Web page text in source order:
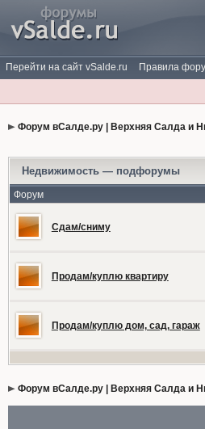
Перейти на сайт vSalde.ru Правила
Форум вСалде.ру | Верхняя Салда и
Недвижимость — подфорумы
Форум
Сдам/сниму
Продам/куплю квартиру
Продам/куплю дом, сад, гараж
Форум вСалде.ру | Верхняя Салда и